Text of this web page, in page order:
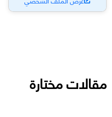
مقالات مختارة